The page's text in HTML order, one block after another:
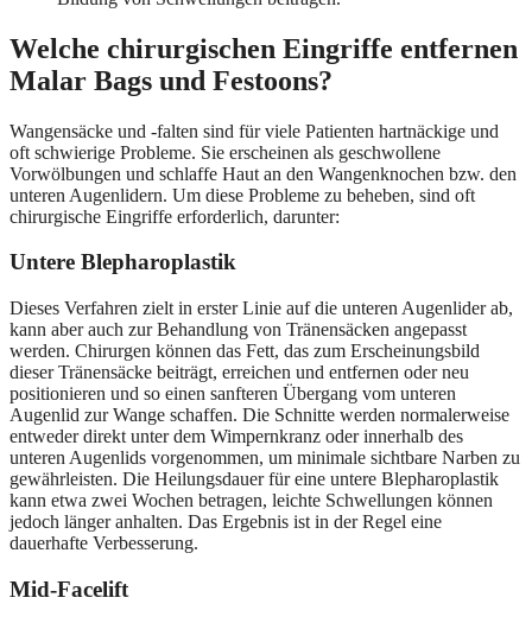
Welche chirurgischen Eingriffe entfernen
Malar Bags und Festoons?
Wangensäcke und -falten sind für viele Patienten hartnäckige und
oft schwierige Probleme. Sie erscheinen als geschwollene
Vorwölbungen und schlaffe Haut an den Wangenknochen bzw. den
unteren Augenlidern. Um diese Probleme zu beheben, sind oft
chirurgische Eingriffe erforderlich, darunter:
Untere Blepharoplastik
Dieses Verfahren zielt in erster Linie auf die unteren Augenlider ab,
kann aber auch zur Behandlung von Tränensäcken angepasst
werden. Chirurgen können das Fett, das zum Erscheinungsbild
dieser Tränensäcke beiträgt, erreichen und entfernen oder neu
positionieren und so einen sanfteren Übergang vom unteren
Augenlid zur Wange schaffen. Die Schnitte werden normalerweise
entweder direkt unter dem Wimpernkranz oder innerhalb des
unteren Augenlids vorgenommen, um minimale sichtbare Narben zu
gewährleisten. Die Heilungsdauer für eine untere Blepharoplastik
kann etwa zwei Wochen betragen, leichte Schwellungen können
jedoch länger anhalten. Das Ergebnis ist in der Regel eine
dauerhafte Verbesserung.
Mid-Facelift